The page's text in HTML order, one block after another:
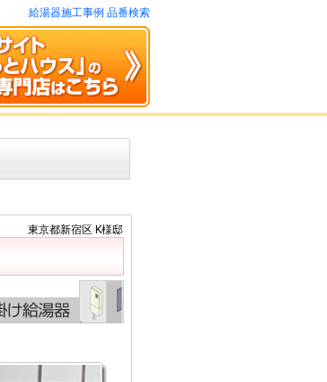
給湯器施工事例 品番検索
東京都新宿区 K様邸